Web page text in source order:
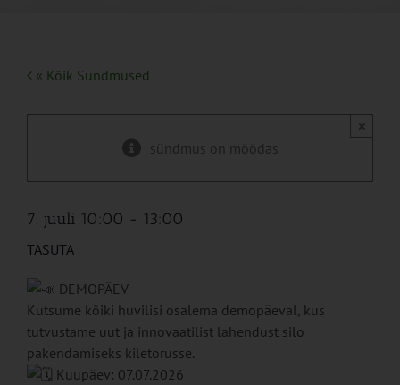
« Kõik Sündmused
sündmus on möödas
×
7. juuli 10:00 - 13:00
TASUTA
DEMOPÄEV
Kutsume kõiki huvilisi osalema demopäeval, kus
tutvustame uut ja innovaatilist lahendust silo
pakendamiseks kiletorusse.
Kuupäev: 07.07.2026